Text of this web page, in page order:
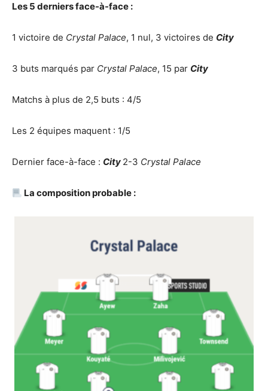
Les 5 derniers face-à-face :
1 victoire de Crystal Palace, 1 nul, 3 victoires de City
3 buts marqués par Crystal Palace, 15 par City
Matchs à plus de 2,5 buts : 4/5
Les 2 équipes maquent : 1/5
Dernier face-à-face : City 2-3 Crystal Palace
La composition probable :